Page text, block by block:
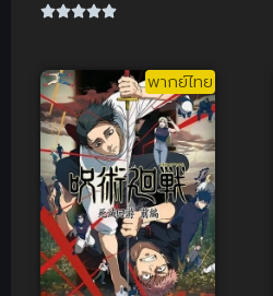
เซียน ภาค 3
Xian Wang
de Richang
Shenghuo 3
ชีวิตประจำวัน
ของราชาแห่ง
เซียน ภาค 3
พากย์ไทย